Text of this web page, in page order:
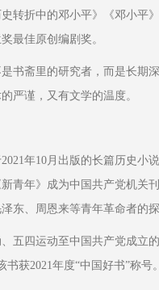
转折中的邓小平》《邓小平
最佳原创编剧奖。
书斋里的研究者，而是长期
严谨，又有文学的温度。
年10月出版的长篇历史小
青年》成为中国共产党机关
东、周恩来等青年革命者的探
五四运动至中国共产党成立
获2021年度“中国好书”称号。